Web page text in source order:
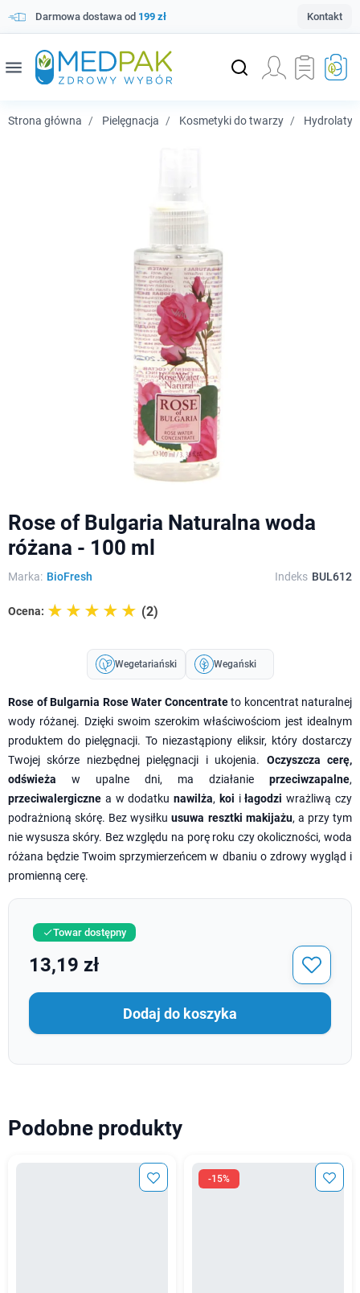
Darmowa dostawa od 199 zł Kontakt
menu
Strona główna Pielęgnacja Kosmetyki do twarzy Hydrolaty,
Rose of Bulgaria Naturalna woda
różana - 100 ml
Marka: BioFresh Indeks BUL612
Ocena: ☆☆☆☆☆
★★★★★ (2)
Wegetariański Wegański
Rose of Bulgarnia Rose Water Concentrateto koncentrat naturalnej
wody różanej. Dzięki swoim szerokim właściwościom jest idealnym
produktem do pielęgnacji. To niezastąpiony eliksir, który dostarczy
Twojej skórze niezbędnej pielęgnacji i ukojenia. Oczyszcza cerę,
odświeża w upalne dni, ma działanie przeciwzapalne,
przeciwalergiczne a w dodatkunawilża, koi iłagodzi wrażliwą czy
podrażnioną skórę. Bez wysiłkuusuwa resztki makijażu, a przy tym
nie wysusza skóry. Bez względu na porę roku czy okoliczności, woda
różana będzie Twoim sprzymierzeńcem w dbaniu o zdrowy wygląd i
promienną cerę.
Towar dostępny
13,19 zł
Dodaj do koszyka
Podobne produkty
-15%